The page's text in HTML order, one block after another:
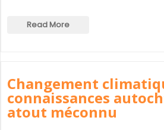
Read More
Changement
connaissances
atout méconnu